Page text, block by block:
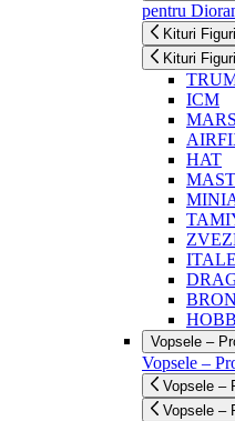
pentru
Kituri
Kituri
ICM
MARS
HAT
Vopsele –
Vopsele –
Vopsele –
Vopsele –